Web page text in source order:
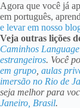
Agora que você já
em português,
e levar em nosso
Veja outras lições
Caminhos
estrangeiros. Você
em grupo aulas
imersão no Rio de
seja melhor para
Janeiro, Brasil.